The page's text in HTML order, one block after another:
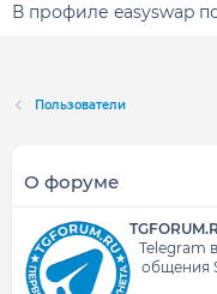
В профиле easyswap
Пользователи
О форуме
Telegram
общения